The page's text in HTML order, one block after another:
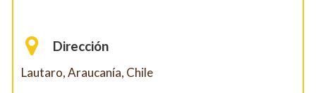
Dirección
Lautaro, Araucanía, Chile